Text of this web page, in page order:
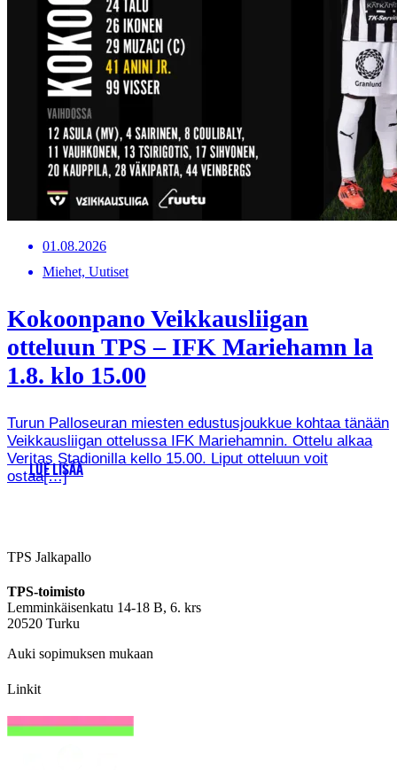
01.08.2026
Miehet, Uutiset
Kokoonpano Veikkausliigan
otteluun TPS – IFK Mariehamn la
1.8. klo 15.00
Turun Palloseuran miesten edustusjoukkue kohtaa tänään
Veikkausliigan ottelussa IFK Mariehamnin. Ottelu alkaa
Veritas Stadionilla kello 15.00. Liput otteluun voit
ostaa[…]
LUE LISÄÄ
TPS Jalkapallo
TPS-toimisto
Lemminkäisenkatu 14-18 B, 6. krs
20520 Turku
Auki sopimuksen mukaan
Linkit